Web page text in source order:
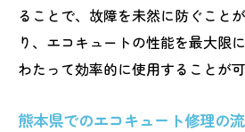
ることで、故障を未然に防ぐこと
り、エコキュートの性能を最大限
わたって効率的に使用することが可
熊本県でのエコキュート修理の